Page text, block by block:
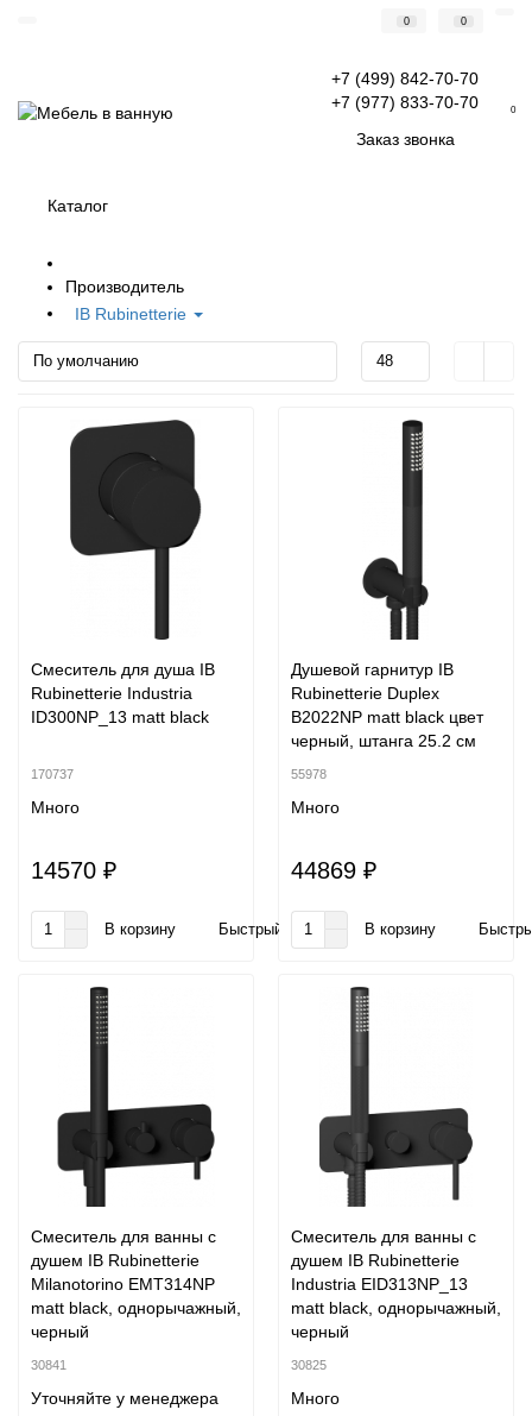
0 0
+7 (499) 842-70-70
+7 (977) 833-70-70
Заказ звонка
0
Каталог
Производитель
IB Rubinetterie
Смеситель для душа IB
Rubinetterie Industria
ID300NP_13 matt black
170737
Много
14570 ₽
В корзину Быстрый заказ
Душевой гарнитур IB
Rubinetterie Duplex
B2022NP matt black цвет
черный, штанга 25.2 см
55978
Много
44869 ₽
В корзину
Смеситель для ванны с
душем IB Rubinetterie
Milanotorino EMT314NP
matt black, однорычажный,
черный
30841
Уточняйте у менеджера
Смеситель для ванны с
душем IB Rubinetterie
Industria EID313NP_13
matt black, однорычажный,
черный
30825
Много